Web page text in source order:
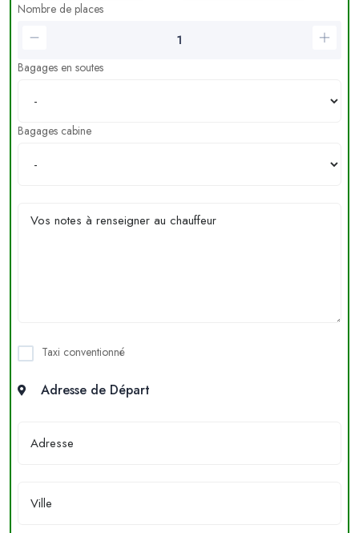
Nombre de places
Bagages en soutes
Bagages cabine
Taxi conventionné
Adresse de Départ